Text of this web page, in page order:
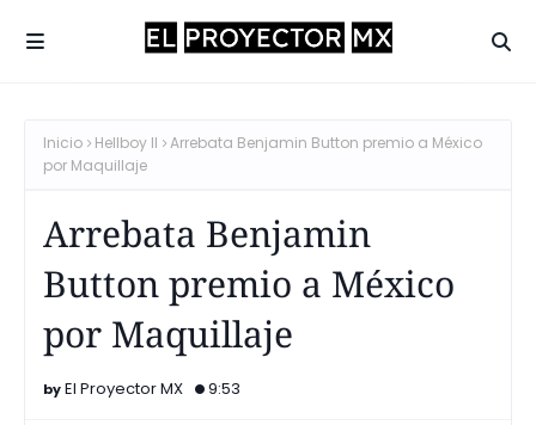
Inicio Hellboy II
Arrebata Benjamin Button premio a México
por Maquillaje
Arrebata Benjamin
Button premio a México
por Maquillaje
El Proyector MX 9:53